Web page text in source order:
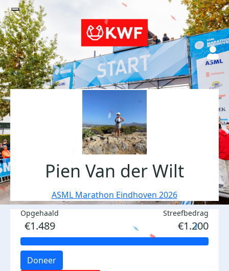
Pien Van der Wilt
ASML Marathon Eindhoven 2026
Opgehaald
€1.489
Streefbedrag
€1.200
Doneer